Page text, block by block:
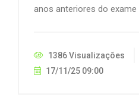
anos anteriores do exame
1386 Visualizações
17/11/25 09:00